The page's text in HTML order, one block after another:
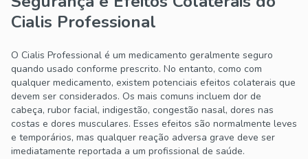
Cialis Professional
O Cialis Professional é um medicamento geralmente seguro
quando usado conforme prescrito. No entanto, como com
qualquer medicamento, existem potenciais efeitos colaterais que
devem ser considerados. Os mais comuns incluem dor de
cabeça, rubor facial, indigestão, congestão nasal, dores nas
costas e dores musculares. Esses efeitos são normalmente leves
e temporários, mas qualquer reação adversa grave deve ser
imediatamente reportada a um profissional de saúde.